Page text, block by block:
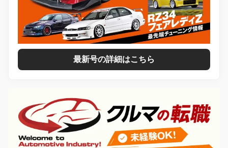
最新号の詳細はこちら